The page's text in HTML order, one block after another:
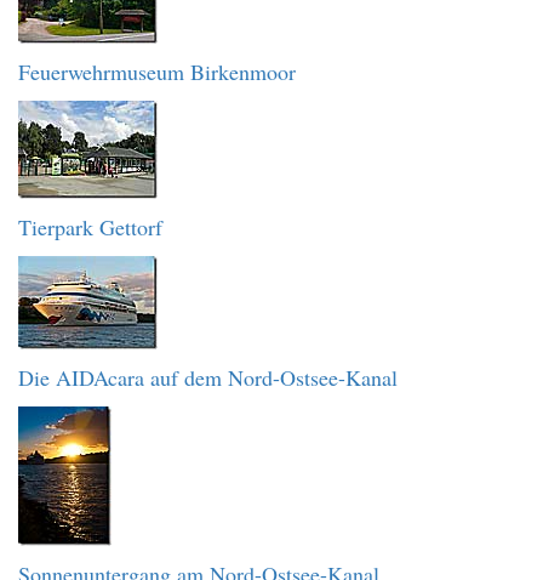
Feuerwehrmuseum Birkenmoor
Tierpark Gettorf
Die AIDAcara auf dem Nord-Ostsee-Kanal
Sonnenuntergang am Nord-Ostsee-Kanal